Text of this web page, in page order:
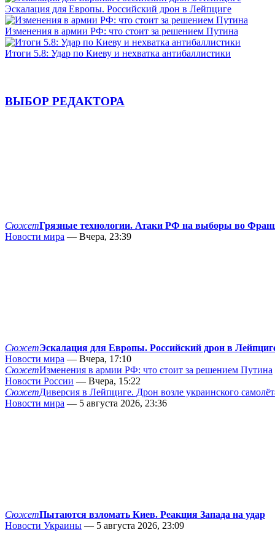
Эскалация для Европы. Российский дрон в Лейпциге
Изменения в армии РФ: что стоит за решением Путина
Итоги 5.8: Удар по Киеву и нехватка антибаллистики
ВЫБОР РЕДАКТОРА
СюжетГрязные технологии. Атаки РФ на выборы во
Новости мира — Вчера, 23:39
СюжетЭскалация для Европы. Российский дрон в
Новости мира — Вчера, 17:10
СюжетИзменения в армии РФ: что стоит за решением Путина
Новости России — Вчера, 15:22
СюжетДиверсия в Лейпциге. Дрон возле украинского
Новости мира — 5 августа 2026, 23:36
СюжетПытаются взломать Киев. Реакция Запада на удар
Новости Украины — 5 августа 2026, 23:09